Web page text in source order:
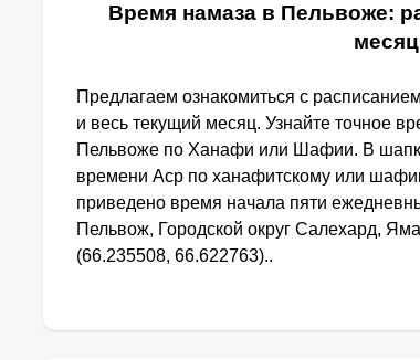
Время намаза в Пельвоже:
месяц
Предлагаем ознакомиться с
и весь текущий месяц. Узнайте точное
Пельвоже по Ханафи или Шафии. В
времени Аср по ханафитскому или
приведено время начала пяти
Пельвож, Городской округ Салехард,
(66.235508, 66.622763)..